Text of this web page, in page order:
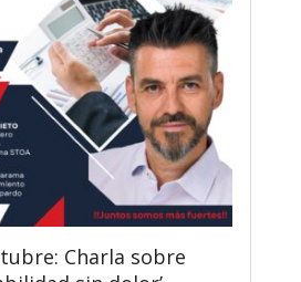
Charla sobre